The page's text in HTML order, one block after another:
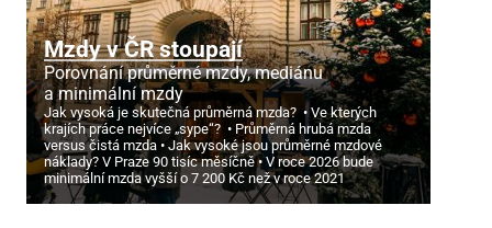
Mzdy v ČR stoupají
Porovnání průměrné mzdy, mediánu
a minimální mzdy
Jak vysoká je skutečná průměrná mzda?
Ve kterých
krajích práce nejvíce „sype“?
Průměrná hrubá mzda
versus čistá mzda
Jak vysoké jsou průměrné mzdové
náklady? V Praze 90 tisíc měsíčně
V roce 2026 bude
minimální mzda vyšší o 7 200 Kč než v roce 2021